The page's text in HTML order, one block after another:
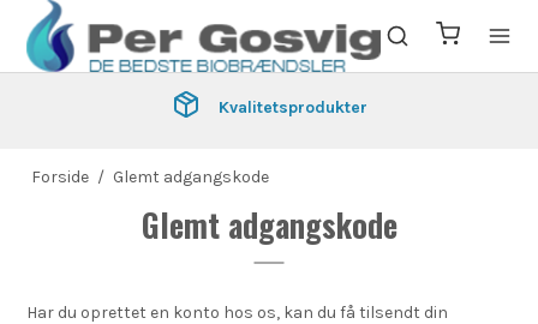
Kvalitetsprodukter
Forside / Glemt adgangskode
Glemt adgangskode
Har du oprettet en konto hos os, kan du få tilsendt din